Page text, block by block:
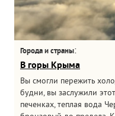
Города и страны:
В горы Крыма
Вы смогли пережить
будни, вы заслужили
печенках, теплая вода